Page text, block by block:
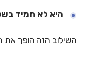
היא לא תמיד
השילוב הזה הופך את